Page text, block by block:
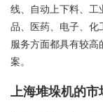
线、自动上下料、工
品、医药、电子、化
服务方面都具有较
案。
上海堆垛机的市